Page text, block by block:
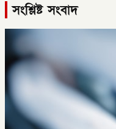
সংশ্লিষ্ট সংবাদ